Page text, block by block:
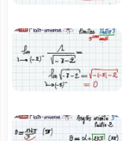
9:25
16:21